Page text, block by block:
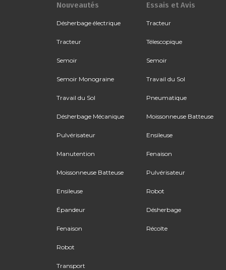
Nouveautés
Désherbage électrique
Tracteur
Semoir
Semoir Monograine
Travail du Sol
Désherbage Mécanique
Pulvérisateur
Manutention
Moissonneuse Batteuse
Ensileuse
Épandeur
Fenaison
Robot
Transport
Essais et Avis
Tracteur
Télescopique
Semoir
Travail du Sol
Pneumatique
Moissonneuse Batteuse
Ensileuse
Fenaison
Pulvérisateur
Robot
Désherbage
Récolte